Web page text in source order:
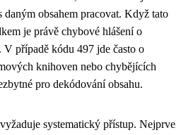
daným obsahem pracovat. Když tato
je právě chybové hlášení o
V případě kódu 497 jde často o
knihoven nebo chybějících
pro dekódování obsahu.
systematický přístup. Nejprve